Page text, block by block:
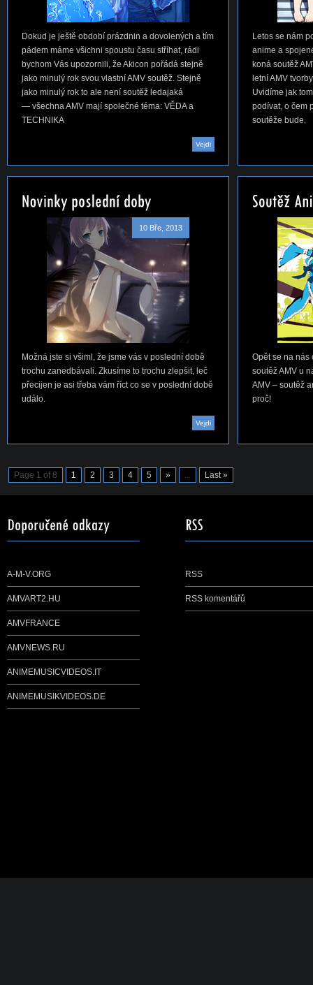
Dokud je ještě období prázdnin a dovolených a tím
pádem máme všichni spoustu času stříhat, rádi
bychom Vás upozornili, že Akicon pořádá stejně
jako minulý rok svou vlastní AMV soutěž. Stejně
jako minulý rok to ale není soutěž ledajaká
— všechna AMV mají společné téma: VĚDA a
TECHNIKA
Vejdi
Letos se nám
anime a
koná soutěž
letní AMV
Uvidíme jak
podívat, o čem
soutěže bude.
10 Bře, 2013
Možná jste si všiml, že jsme vás v poslední době
trochu zanedbávali. Zkusíme to trochu zlepšit, leč
přecijen je asi třeba vám říct co se v poslední době
událo.
Vejdi
Opět se na nás
soutěž AMV u
AMV – soutěž
proč!
Page 1 of 8 1 2 3 4 5 » ... Last »
A-M-V.ORG
AMVART2.HU
AMVFRANCE
AMVNEWS.RU
ANIMEMUSICVIDEOS.IT
ANIMEMUSIKVIDEOS.DE
RSS
RSS komentářů